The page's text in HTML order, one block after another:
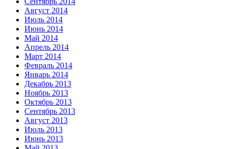
Август 2014
Июль 2014
Июнь 2014
Май 2014
Апрель 2014
Март 2014
Февраль 2014
Январь 2014
Декабрь 2013
Ноябрь 2013
Октябрь 2013
Сентябрь 2013
Август 2013
Июль 2013
Июнь 2013